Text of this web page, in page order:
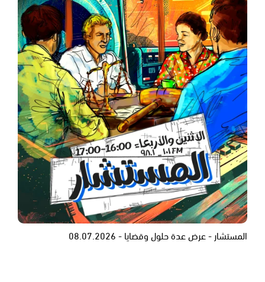
المستشار - عرض عدة حلول وقضايا - 08.07.2026